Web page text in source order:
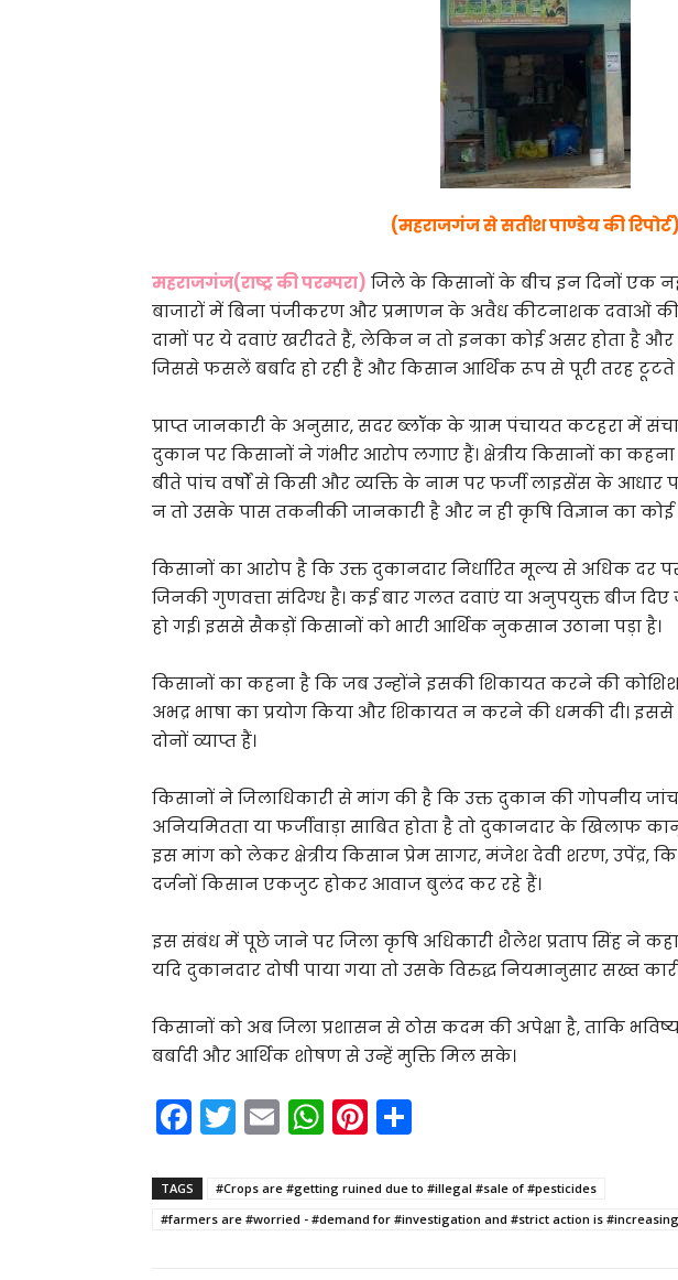
(महराजगंज से सतीश पाण्डेय की रिपोर्ट)
महराजगंज(राष्ट्र की परम्परा) जिले के किसानों के बीच इन दिनों एक नई
बाजारों में बिना पंजीकरण और प्रमाणन के अवैध कीटनाशक दवाओं
दामों पर ये दवाएं खरीदते हैं, लेकिन न तो इनका कोई असर होता है और
जिससे फसलें बर्बाद हो रही हैं और किसान आर्थिक रूप से पूरी तरह टूटते
प्राप्त जानकारी के अनुसार, सदर ब्लॉक के ग्राम पंचायत कटहरा में
दुकान पर किसानों ने गंभीर आरोप लगाए हैं। क्षेत्रीय किसानों का
बीते पांच वर्षों से किसी और व्यक्ति के नाम पर फर्जी लाइसेंस के आधार
न तो उसके पास तकनीकी जानकारी है और न ही कृषि विज्ञान का कोई
किसानों का आरोप है कि उक्त दुकानदार निर्धारित मूल्य से अधिक दर
जिनकी गुणवत्ता संदिग्ध है। कई बार गलत दवाएं या अनुपयुक्त बीज
हो गई। इससे सैकड़ों किसानों को भारी आर्थिक नुकसान उठाना पड़ा है।
किसानों का कहना है कि जब उन्होंने इसकी शिकायत करने की कोशिश
अभद्र भाषा का प्रयोग किया और शिकायत न करने की धमकी दी।
दोनों व्याप्त हैं।
किसानों ने जिलाधिकारी से मांग की है कि उक्त दुकान की गोपनीय
अनियमितता या फर्जीवाड़ा साबित होता है तो दुकानदार के खिलाफ
इस मांग को लेकर क्षेत्रीय किसान प्रेम सागर, मंजेश देवी शरण, उपेंद्र,
दर्जनों किसान एकजुट होकर आवाज बुलंद कर रहे हैं।
इस संबंध में पूछे जाने पर जिला कृषि अधिकारी शैलेश प्रताप सिंह ने
यदि दुकानदार दोषी पाया गया तो उसके विरुद्ध नियमानुसार सख्त
किसानों को अब जिला प्रशासन से ठोस कदम की अपेक्षा है, ताकि
बर्बादी और आर्थिक शोषण से उन्हें मुक्ति मिल सके।
F
a
c
e
T
w
itt
er
E
m
ai
l
W
h
a
ts
Pi
nt
er
e
ar
e
TAGS
#Crops are #getting ruined due to #illegal #sale of #pesticides
#farmers are #worried - #demand for #investigation and #strict action is #increasing